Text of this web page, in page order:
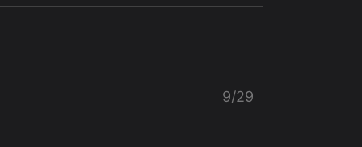
9/29